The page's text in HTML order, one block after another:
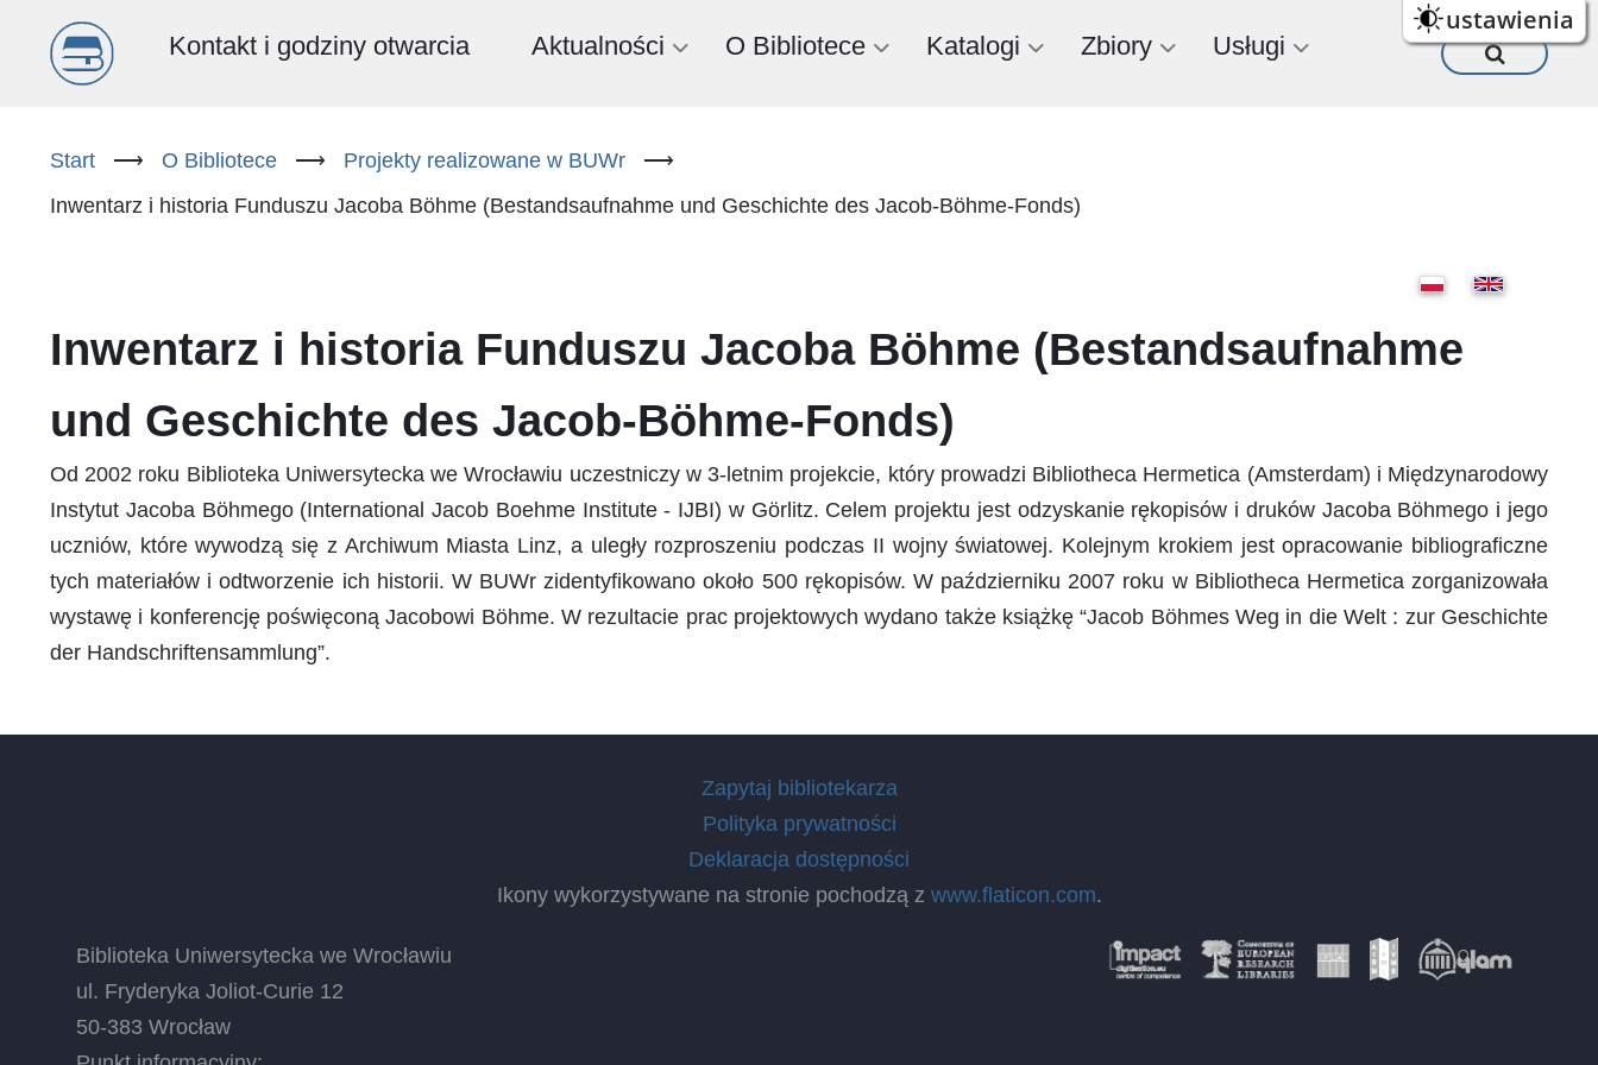
ustawienia
Menu
(PL)
Kontakt i godziny otwarcia Aktualności O Bibliotece Katalogi Zbiory Usługi
Start ⟶ O Bibliotece ⟶ Projekty realizowane w BUWr
⟶
Inwentarz i historia Funduszu Jacoba Böhme (Bestandsaufnahme und Geschichte des Jacob-Böhme-Fonds)
Inwentarz i historia Funduszu Jacoba Böhme (Bestandsaufnahme
und Geschichte des Jacob-Böhme-Fonds)
Od 2002 roku Biblioteka Uniwersytecka we Wrocławiu uczestniczy w 3-letnim projekcie, który prowadzi Bibliotheca Hermetica (Amsterdam) i Międzynarodowy
Instytut Jacoba Böhmego (International Jacob Boehme Institute - IJBI) w Görlitz. Celem projektu jest odzyskanie rękopisów i druków Jacoba Böhmego i jego
uczniów, które wywodzą się z Archiwum Miasta Linz, a uległy rozproszeniu podczas II wojny światowej. Kolejnym krokiem jest opracowanie bibliograficzne
tych materiałów i odtworzenie ich historii. W BUWr zidentyfikowano około 500 rękopisów. W październiku 2007 roku w Bibliotheca Hermetica zorganizowała
wystawę i konferencję poświęconą Jacobowi Böhme. W rezultacie prac projektowych wydano także książkę “Jacob Böhmes Weg in die Welt : zur Geschichte
der Handschriftensammlung”.
Zapytaj bibliotekarza
Polityka prywatności
Deklaracja dostępności
Ikony wykorzystywane na stronie pochodzą z www.flaticon.com.
Biblioteka Uniwersytecka we Wrocławiu
ul. Fryderyka Joliot-Curie 12
50-383 Wrocław